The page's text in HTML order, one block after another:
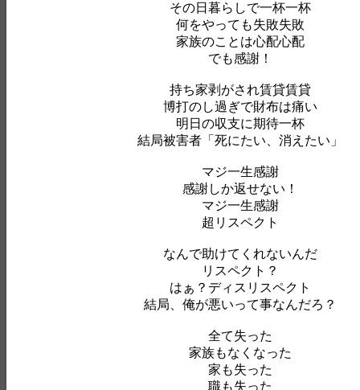
その日暮らしで一杯一杯
何をやっても失敗失敗
家族のことは心配心配
でも感謝！
持ち家剥がされ賃貸賃貸
博打のし過ぎで財布は痛い
明日の収支に期待一杯
結局被害者「死にたい、消えたい」
マジ一生感謝
感謝しか返せない！
マジ一生感謝
超リスペクト
なんで助けてくれないんだ
リスペクト？
はぁ？ディスリスペクト
結局、俺が悪いって事なんだろ？
全て失った
家族もなくなった
家も失った
職も失った